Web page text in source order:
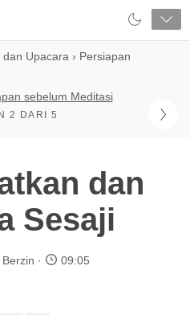
dan Upacara › Persiapan
sebelum Meditasi
2 DARI 5
dan
Sesaji
09:05